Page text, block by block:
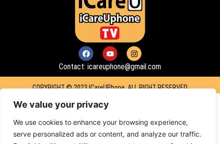
We value your privacy
We use cookies to enhance your browsing experience,
serve personalized ads or content, and analyze our traffic.
F
a
c
e
b
o
o
k
Y
o
u
t
u
b
e
I
n
s
t
a
g
r
Contact: icareuphone@gmail.com
COPYRIGHT © 2023 ICareUPhone. ALL RIGHT RESERVED